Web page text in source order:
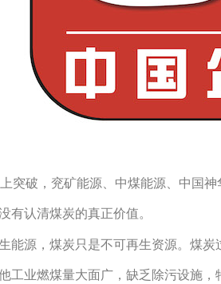
突破，兖矿能源、中煤能源、中国
有认清煤炭的真正价值。
能源，煤炭只是不可再生资源。煤炭
工业燃煤量大面广，缺乏除污设施